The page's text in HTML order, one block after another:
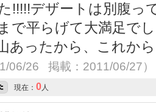
!!!!!デザートは別腹っ
で平らげて大満足で
あったから、これか
06/26 掲載：2011/06/27）
現在： 0人